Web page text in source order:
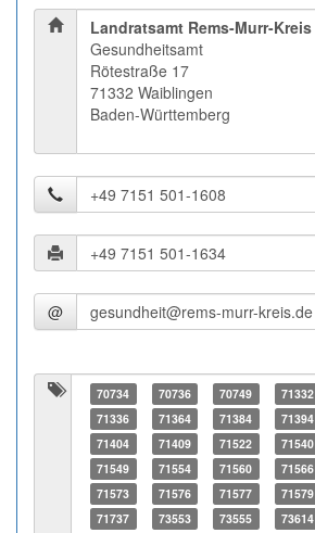
Landratsamt Rems-Murr-Kreis
Gesundheitsamt
Rötestraße 17
71332 Waiblingen
Baden-Württemberg
@
70734 70736 70749 71332
71336
71364 71384 71394
71404
71409 71522 71540
71549
71554 71560 71566
71573
71576 71577 71579
71737
73553 73555 73614